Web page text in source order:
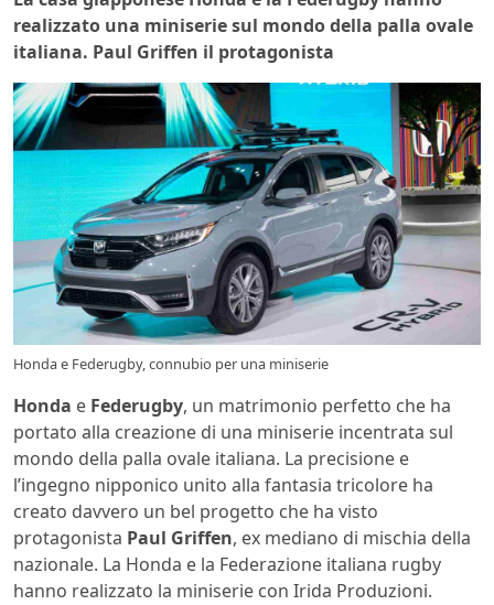
realizzato una miniserie sul mondo della palla ovale
italiana. Paul Griffen il protagonista
Honda e Federugby, connubio per una miniserie
Honda e Federugby, un matrimonio perfetto che ha
portato alla creazione di una miniserie incentrata sul
mondo della palla ovale italiana. La precisione e
l’ingegno nipponico unito alla fantasia tricolore ha
creato davvero un bel progetto che ha visto
protagonista Paul Griffen, ex mediano di mischia della
nazionale. La Honda e la Federazione italiana rugby
hanno realizzato la miniserie con Irida Produzioni.